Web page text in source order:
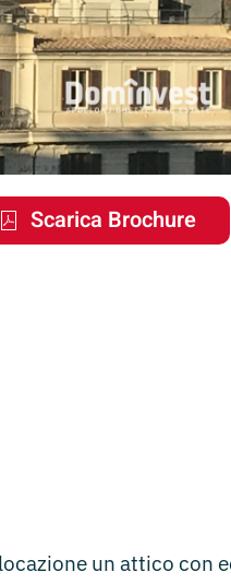
Scarica Brochure
un attico con